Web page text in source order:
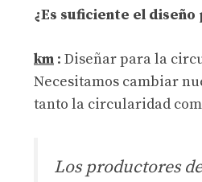
¿Es suficiente el
km : Diseñar para la
Necesitamos cambiar
tanto la circularidad
Los productores